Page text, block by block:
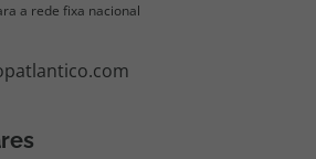
a rede fixa nacional